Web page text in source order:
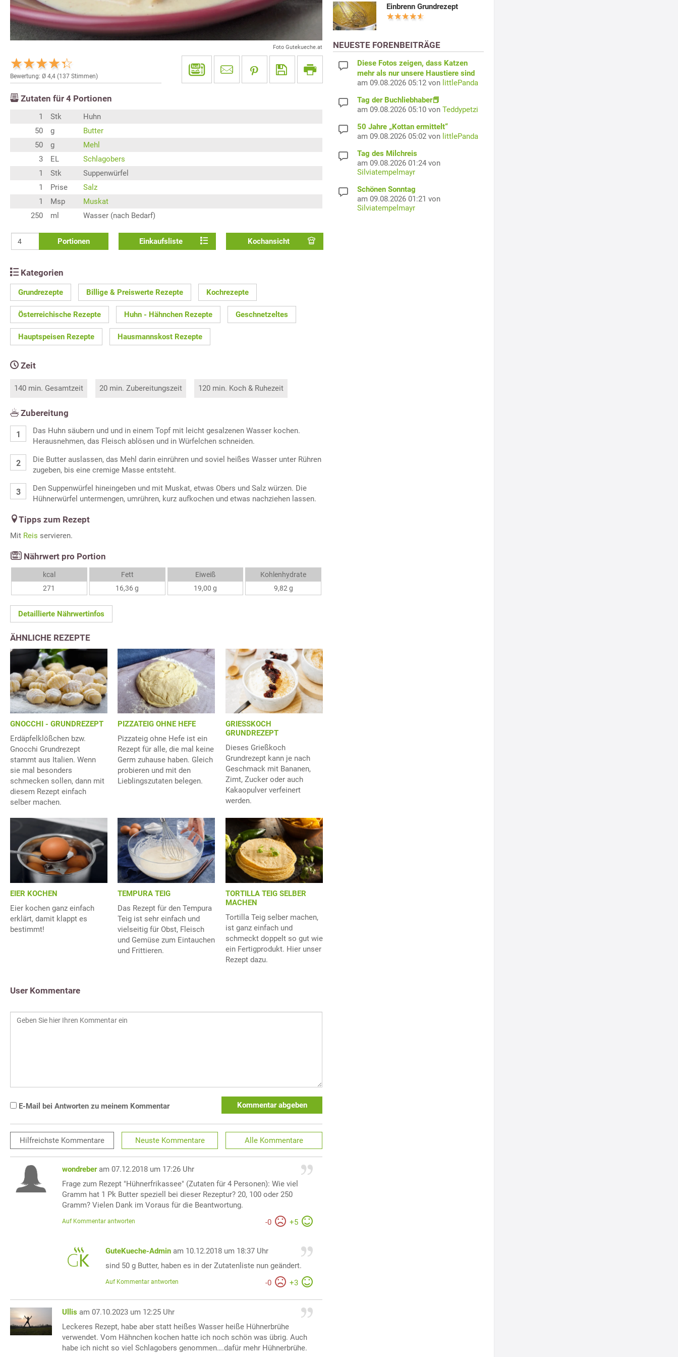
Foto Gutekueche.at
Bewertung: Ø 4,4 (137 Stimmen)
Zutaten für 4 Portionen
1 Stk
Huhn
50
g
Butter
50
g
Mehl
3
EL
Schlagobers
1
Stk
Suppenwürfel
1
Prise
Salz
1
Msp
Muskat
250
ml Wasser (nach Bedarf)
Portionen Einkaufsliste Kochansicht
Kategorien
Grundrezepte Billige & Preiswerte Rezepte Kochrezepte
Österreichische Rezepte Huhn - Hähnchen Rezepte Geschnetzeltes
Hauptspeisen Rezepte Hausmannskost Rezepte
Zeit
140 min. Gesamtzeit 20 min. Zubereitungszeit 120 min. Koch & Ruhezeit
Zubereitung
Das Huhn säubern und und in einem Topf mit leicht gesalzenen Wasser kochen.
Herausnehmen, das Fleisch ablösen und in Würfelchen schneiden.
Die Butter auslassen, das Mehl darin einrühren und soviel heißes Wasser unter Rühren
zugeben, bis eine cremige Masse entsteht.
Den Suppenwürfel hineingeben und mit Muskat, etwas Obers und Salz würzen. Die
Hühnerwürfel untermengen, umrühren, kurz aufkochen und etwas nachziehen lassen.
Tipps zum Rezept
Mit Reis servieren.
Nährwert pro Portion
kcal
271
Fett
16,36 g
Eiweiß
19,00 g
Kohlenhydrate
9,82 g
Detaillierte Nährwertinfos
ÄHNLICHE REZEPTE
GNOCCHI - GRUNDREZEPT
Erdäpfelklößchen bzw.
Gnocchi Grundrezept
stammt aus Italien. Wenn
sie mal besonders
schmecken sollen, dann mit
diesem Rezept einfach
selber machen.
PIZZATEIG OHNE HEFE
Pizzateig ohne Hefe ist ein
Rezept für alle, die mal keine
Germ zuhause haben. Gleich
probieren und mit den
Lieblingszutaten belegen.
GRIESSKOCH
GRUNDREZEPT
Dieses Grießkoch
Grundrezept kann je nach
Geschmack mit Bananen,
Zimt, Zucker oder auch
Kakaopulver verfeinert
werden.
EIER KOCHEN
Eier kochen ganz einfach
erklärt, damit klappt es
bestimmt!
TEMPURA TEIG
Das Rezept für den Tempura
Teig ist sehr einfach und
vielseitig für Obst, Fleisch
und Gemüse zum Eintauchen
und Frittieren.
TORTILLA TEIG SELBER
MACHEN
Tortilla Teig selber machen,
ist ganz einfach und
schmeckt doppelt so gut wie
ein Fertigprodukt. Hier unser
Rezept dazu.
User Kommentare
E-Mail bei Antworten zu meinem Kommentar Kommentar abgeben
Hilfreichste Kommentare Neuste Kommentare Alle Kommentare
wondreber am 07.12.2018 um 17:26 Uhr
Frage zum Rezept "Hühnerfrikassee" (Zutaten für 4 Personen): Wie viel
Gramm hat 1 Pk Butter speziell bei dieser Rezeptur? 20, 100 oder 250
Gramm? Vielen Dank im Voraus für die Beantwortung.
-0 +5
Auf Kommentar antworten
GuteKueche-Admin am 10.12.2018 um 18:37 Uhr
sind 50 g Butter, haben es in der Zutatenliste nun geändert.
-0 +3
Auf Kommentar antworten
Ullis am 07.10.2023 um 12:25 Uhr
Leckeres Rezept, habe aber statt heißes Wasser heiße Hühnerbrühe
verwendet. Vom Hähnchen kochen hatte ich noch schön was übrig. Auch
habe ich nicht so viel Schlagobers genommen….dafür mehr Hühnerbrühe.
Einbrenn Grundrezept
NEUESTE FORENBEITRÄGE
Diese Fotos zeigen, dass Katzen
mehr als nur unsere Haustiere sind
am 09.08.2026 05:12 von littlePanda
Tag der Buchliebhaber📕
am 09.08.2026 05:10 von Teddypetzi
50 Jahre „Kottan ermittelt“
am 09.08.2026 05:02 von littlePanda
Tag des Milchreis
am 09.08.2026 01:24 von
Silviatempelmayr
Schönen Sonntag
am 09.08.2026 01:21 von
Silviatempelmayr